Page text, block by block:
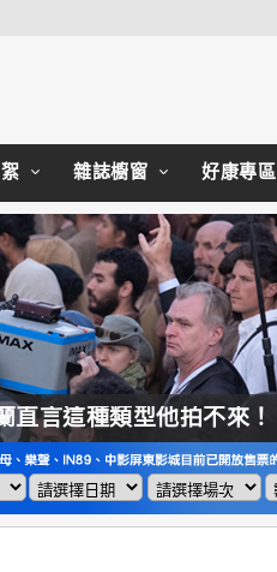
雜誌櫥窗 好康專區
言這種類型他拍不來！